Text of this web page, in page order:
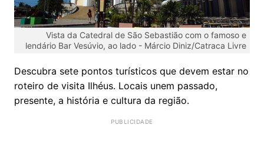
Vista da Catedral de São Sebastião com o famoso e
lendário Bar Vesúvio, ao lado - Márcio Diniz/Catraca Livre
Descubra sete pontos turísticos que devem estar no
roteiro de visita Ilhéus. Locais unem passado,
presente, a história e cultura da região.